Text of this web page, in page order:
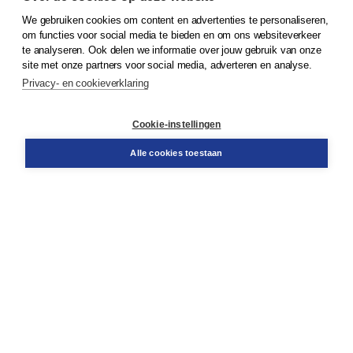
© 2026Koninklijke Boom uitgevers
Klantenservice
Service & informatie
Contact
We gebruiken cookies om content en advertenties te personaliseren,
om functies voor social media te bieden en om ons websiteverkeer
te analyseren. Ook delen we informatie over jouw gebruik van onze
site met onze partners voor social media, adverteren en analyse.
Privacy- en cookieverklaring
Cookie-instellingen
Alle cookies toestaan